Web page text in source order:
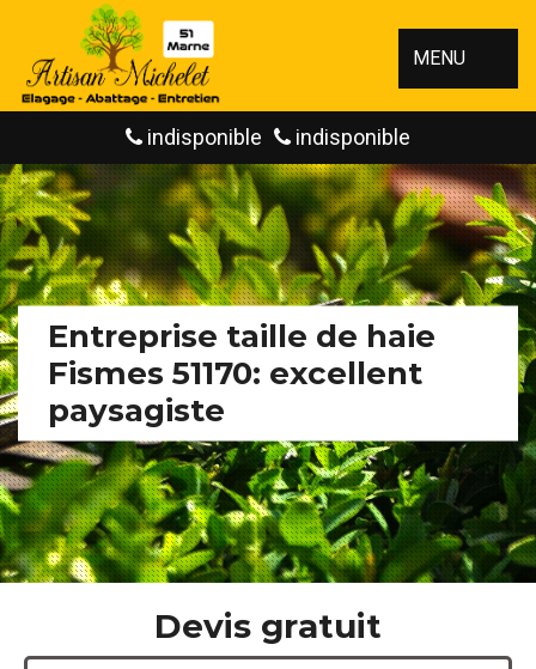
MENU
indisponible indisponible
Entreprise taille de haie
Fismes 51170: excellent
paysagiste
Devis gratuit